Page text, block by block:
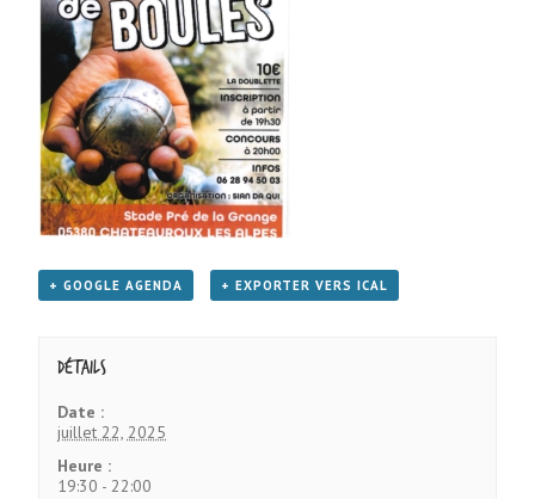
+ GOOGLE AGENDA + EXPORTER VERS ICAL
Détails
Date :
juillet 22, 2025
Heure :
19:30 - 22:00